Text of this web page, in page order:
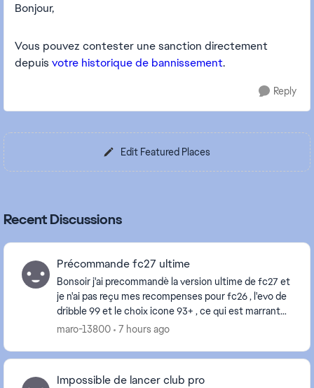
Bonjour,
Vous pouvez contester une sanction directement
depuis votre historique de bannissement.
Reply
Edit Featured Places
Recent Discussions
Précommande fc27 ultime
Bonsoir j'ai precommandè la version ultime de fc27 et
je n'ai pas reçu mes recompenses pour fc26 , l'evo de
dribble 99 et le choix icone 93+ , ce qui est marrant
c'est que mon pote qui n'a rien preco...
maro-13800 7 hours ago
Impossible de lancer club pro